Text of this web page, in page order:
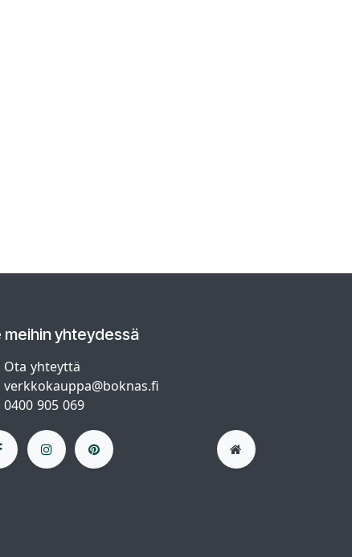
meihin yhteydessä
Ota yhteyttä
verkkokauppa@boknas.fi
0400 905 069